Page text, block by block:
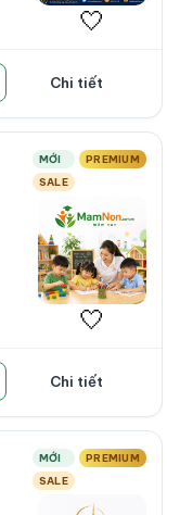
🤍
Chi tiết
MỚI
PREMIUM
SALE
🤍
Chi tiết
MỚI
PREMIUM
SALE